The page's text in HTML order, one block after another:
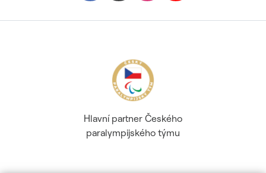
Hlavní partner Českého
paralympijského týmu